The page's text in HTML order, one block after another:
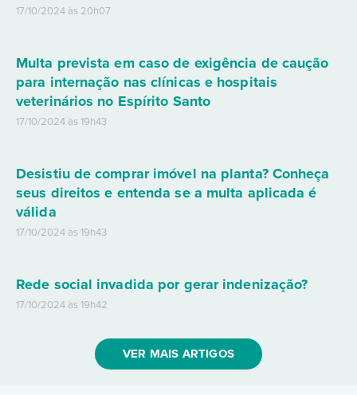
17/10/2024 às 20h07
Multa prevista em caso de exigência de caução
para internação nas clínicas e hospitais
veterinários no Espírito Santo
17/10/2024 às 19h43
Desistiu de comprar imóvel na planta? Conheça
seus direitos e entenda se a multa aplicada é
válida
17/10/2024 às 19h43
Rede social invadida por gerar indenização?
17/10/2024 às 19h42
VER MAIS ARTIGOS